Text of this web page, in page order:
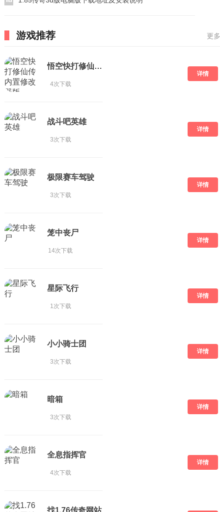
游戏推荐 更
悟空快打修仙传内置修改器版
4次下载
详情
战斗吧英雄
3次下载
详情
极限赛车驾驶
3次下载
详情
笼中丧尸
14次下载
详情
星际飞行
1次下载
详情
小小骑士团
3次下载
详情
暗箱
3次下载
详情
全息指挥官
4次下载
详情
找1.76传奇网站